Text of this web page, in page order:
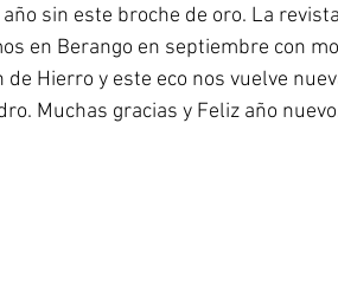
sin este broche de oro. La
en Berango en septiembre con
Hierro y este eco nos vuelve
Muchas gracias y Feliz año